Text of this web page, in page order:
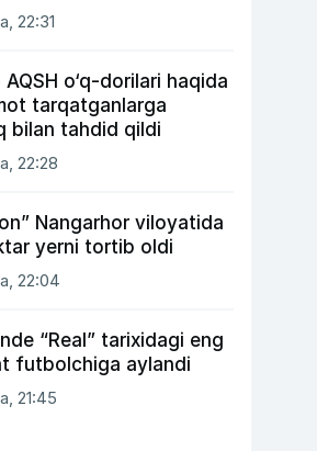
g‘alabani qo‘ldan
22:31
AQSH o‘q-dorilari haqida
tarqatganlarga
bilan tahdid qildi
22:28
Nangarhor viloyatida
yerni tortib oldi
22:04
“Real” tarixidagi eng
futbolchiga aylandi
21:45